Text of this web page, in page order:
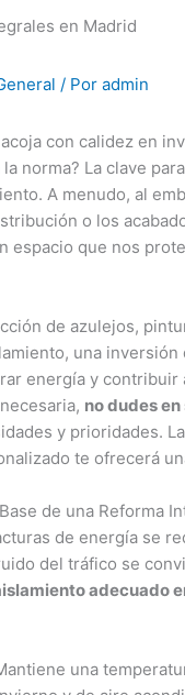
/ Por admin
con calidez en
norma? La clave
A menudo, al
o los
espacio que nos
de azulejos,
una
energía y
no dudes
y prioridades.
te ofrecerá
de una Reforma
de energía se
del tráfico se
adecuado
una